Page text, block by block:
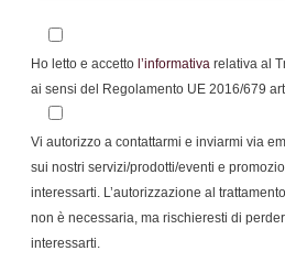
Ho letto e accetto l’informativa relativa al
ai sensi del Regolamento UE 2016/679
Vi autorizzo a contattarmi e inviarmi via
sui nostri servizi/prodotti/eventi e
interessarti. L’autorizzazione al
non è necessaria, ma rischieresti di
interessarti.